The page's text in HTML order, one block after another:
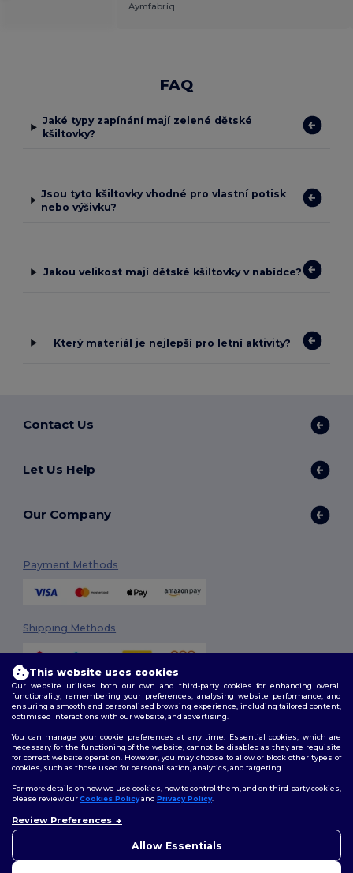
Aymfabriq
FAQ
Jaké typy zapínání mají zelené dětské
kšiltovky?
Jsou tyto kšiltovky vhodné pro vlastní potisk
nebo výšivku?
Jakou velikost mají dětské kšiltovky v nabídce?
Který materiál je nejlepší pro letní aktivity?
Contact Us
Let Us Help
Our Company
Payment Methods
Shipping Methods
2026. All Rights Reserved
Terms & Conditions| Customization Policy
Policy|Site Map
Follow Us
This website uses cookies
Our website utilises both our own and third-party cookies for enhancing overall
functionality, remembering your preferences, analysing website performance, and
ensuring a smooth and personalised browsing experience, including tailored content,
optimised interactions with our website, and advertising.
You can manage your cookie preferences at any time. Essential cookies, which are
necessary for the functioning of the website, cannot be disabled as they are requisite
for correct website operation. However, you may choose to allow or block other types of
cookies, such as those used for personalisation, analytics, and targeting.
For more details on how we use cookies, how to control them, and on third-party cookies,
please review ourCookies Policyand Privacy Policy.
Review Preferences
Allow Essentials
nebo obavy, můžete nás